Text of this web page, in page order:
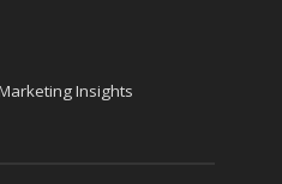
Insights